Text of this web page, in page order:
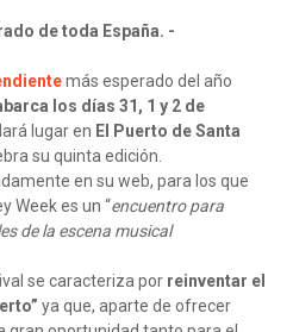
de toda España. -
más esperado del año
los días 31, 1 y 2 de
lugar en El Puerto de Santa
su quinta edición.
en su web, para los que
Week es un “encuentro para
de la escena musical
se caracteriza por reinventar el
ya que, aparte de ofrecer